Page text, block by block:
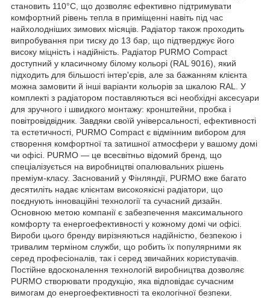
становить 110°C, що дозволяє ефективно підтримувати
комфортний рівень тепла в приміщенні навіть під час
найхолодніших зимових місяців. Радіатор також проходить
випробування при тиску до 13 бар, що підтверджує його
високу міцність і надійність. Радіатор PURMO Compact
доступний у класичному білому кольорі (RAL 9016), який
підходить для більшості інтер'єрів, але за бажанням клієнта
можна замовити й інші варіанти кольорів за шкалою RAL. У
комплекті з радіатором поставляються всі необхідні аксесуари
для зручного і швидкого монтажу: кронштейни, пробка і
повітровідвідник. Завдяки своїй універсальності, ефективності
та естетичності, PURMO Compact є відмінним вибором для
створення комфортної та затишної атмосфери у вашому домі
чи офісі. PURMO — це всесвітньо відомий бренд, що
спеціалізується на виробництві опалювальних рішень
преміум-класу. Заснований у Фінляндії, PURMO вже багато
десятиліть надає клієнтам високоякісні радіатори, що
поєднують інноваційні технології та сучасний дизайн.
Основною метою компанії є забезпечення максимального
комфорту та енергоефективності у кожному домі чи офісі.
Вироби цього бренду вирізняються надійністю, безпекою і
тривалим терміном служби, що робить їх популярними як
серед професіоналів, так і серед звичайних користувачів.
Постійне вдосконалення технологій виробництва дозволяє
PURMO створювати продукцію, яка відповідає сучасним
вимогам до енергоефективності та екологічної безпеки.